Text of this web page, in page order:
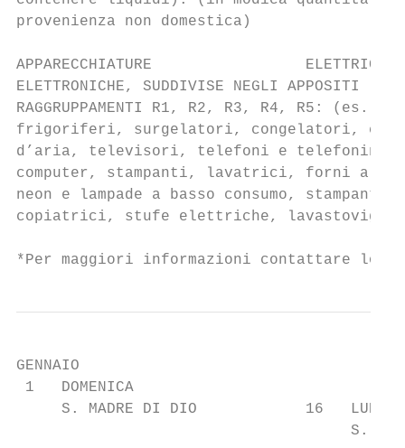
provenienza non domestica)
APPARECCHIATURE
ELETTRONICHE, SUDDIVISE NEGLI
RAGGRUPPAMENTI R1, R2, R3, R4,
frigoriferi, surgelatori, congelatori,
d’aria, televisori, telefoni e
computer, stampanti, lavatrici, forni a
neon e lampade a basso consumo,
copiatrici, stufe elettriche,
*Per maggiori informazioni contattare lo
GENNAIO
1   DOMENICA
     S. MADRE DI DIO            16   LUNEDÌ
S.